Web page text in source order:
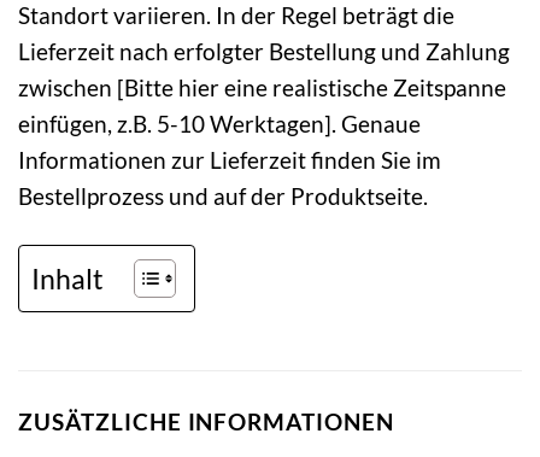
Standort variieren. In der Regel beträgt die
Lieferzeit nach erfolgter Bestellung und Zahlung
zwischen [Bitte hier eine realistische Zeitspanne
einfügen, z.B. 5-10 Werktagen]. Genaue
Informationen zur Lieferzeit finden Sie im
Bestellprozess und auf der Produktseite.
Inhalt
ZUSÄTZLICHE INFORMATIONEN